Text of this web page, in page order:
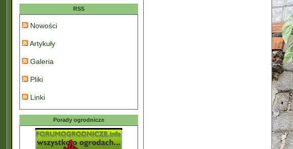
RSS
Nowości
Artykuły
Galeria
Pliki
Linki
Porady ogrodnicze